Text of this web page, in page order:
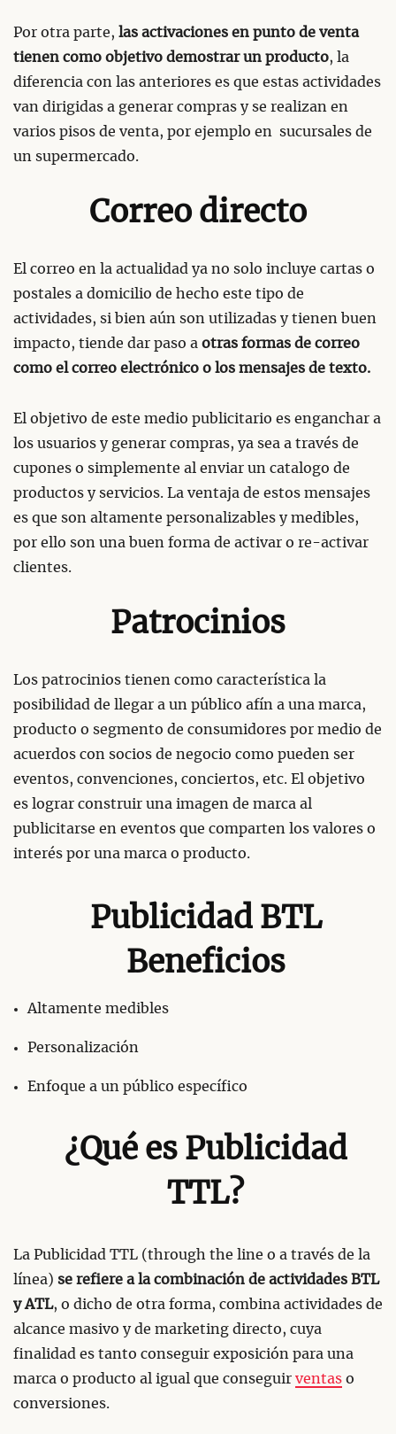
Por otra parte, las activaciones en punto de venta
tienen como objetivo demostrar un producto, la
diferencia con las anteriores es que estas actividades
van dirigidas a generar compras y se realizan en
varios pisos de venta, por ejemplo en sucursales de
un supermercado.
Correo directo
El correo en la actualidad ya no solo incluye cartas o
postales a domicilio de hecho este tipo de
actividades, si bien aún son utilizadas y tienen buen
impacto, tiende dar paso a otras formas de correo
como el correo electrónico o los mensajes de texto.
El objetivo de este medio publicitario es enganchar a
los usuarios y generar compras, ya sea a través de
cupones o simplemente al enviar un catalogo de
productos y servicios. La ventaja de estos mensajes
es que son altamente personalizables y medibles,
por ello son una buen forma de activar o re-activar
clientes.
Patrocinios
Los patrocinios tienen como característica la
posibilidad de llegar a un público afín a una marca,
producto o segmento de consumidores por medio de
acuerdos con socios de negocio como pueden ser
eventos, convenciones, conciertos, etc. El objetivo
es lograr construir una imagen de marca al
publicitarse en eventos que comparten los valores o
interés por una marca o producto.
Publicidad BTL
Beneficios
Altamente medibles
Personalización
Enfoque a un público específico
¿Qué es Publicidad
TTL?
La Publicidad TTL (through the line o a través de la
línea) se refiere a la combinación de actividades BTL
y ATL, o dicho de otra forma, combina actividades de
alcance masivo y de marketing directo, cuya
finalidad es tanto conseguir exposición para una
marca o producto al igual que conseguir ventas o
conversiones.